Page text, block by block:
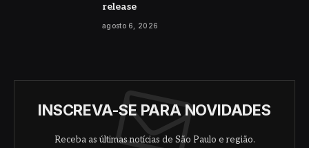
release
agosto 6, 2026
INSCREVA-SE PARA NOVIDADES
Receba as últimas notícias de São Paulo e região.